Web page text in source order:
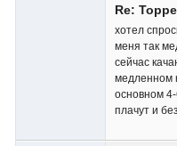
Re:
хотел
меня так
сейчас
медленном
основном
плачут и